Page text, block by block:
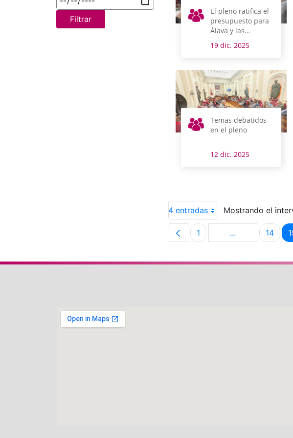
Filtrar
El pleno ratifica el
presupuesto para
Álava y las
tributarias para el
19 dic. 2025
Temas debatidos
en el pleno
12 dic. 2025
4 entradas Mostrando el
Página
1 ...Páginas 14